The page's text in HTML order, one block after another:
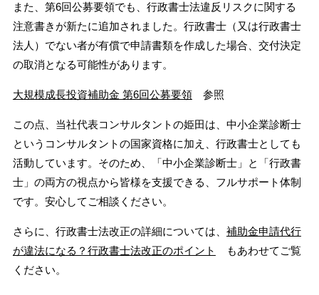
また、第6回公募要領でも、行政書士法違反リスクに関する
注意書きが新たに追加されました。行政書士（又は行政書士
法人）でない者が有償で申請書類を作成した場合、交付決定
の取消となる可能性があります。
大規模成長投資補助金 第6回公募要領参照
この点、当社代表コンサルタントの姫田は、中小企業診断士
というコンサルタントの国家資格に加え、行政書士としても
活動しています。そのため、「中小企業診断士」と「行政書
士」の両方の視点から皆様を支援できる、フルサポート体制
です。安心してご相談ください。
さらに、行政書士法改正の詳細については、 補助金申請代行
が違法になる？行政書士法改正のポイント
もあわせてご覧
ください。